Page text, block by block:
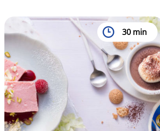
30 min